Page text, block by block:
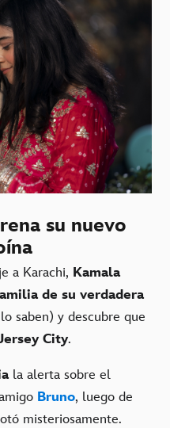
su nuevo
a Karachi, Kamala
de su verdadera
saben) y descubre que
City.
la alerta sobre el
Bruno, luego de
misteriosamente.